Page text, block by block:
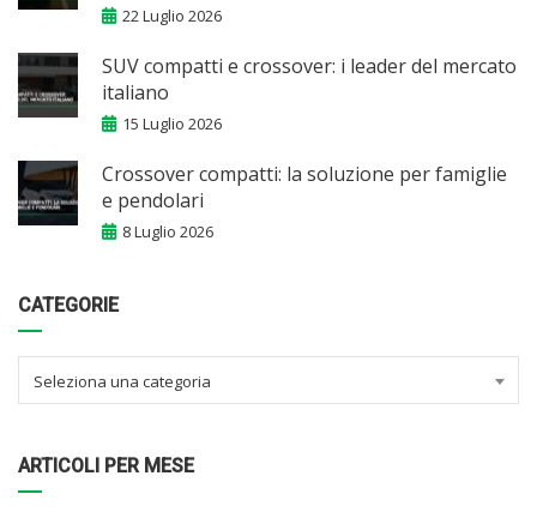
22 Luglio 2026
SUV compatti e crossover: i leader del mercato
italiano
15 Luglio 2026
Crossover compatti: la soluzione per famiglie
e pendolari
8 Luglio 2026
CATEGORIE
Seleziona una categoria
ARTICOLI PER MESE